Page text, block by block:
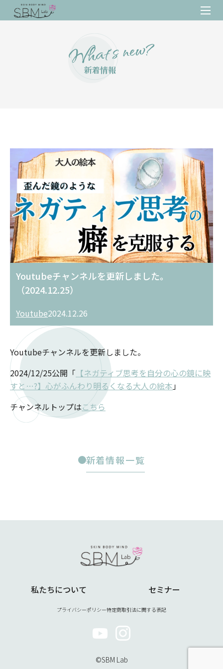
What’s new?
新着情報
Youtubeチャンネルを更新しました。
（2024.12.25）
Youtube2024.12.26
Youtubeチャンネルを更新しました。
2024/12/25公開「 【ネガティブ思考を自分の心の鏡に映
すと…?】心がふんわり明るくなる大人の絵本 」
チャンネルトップはこちら
新着情報一覧
私たちについて セミナー
プライバシーポリシー特定商取引法に関する表記
©SBM Lab